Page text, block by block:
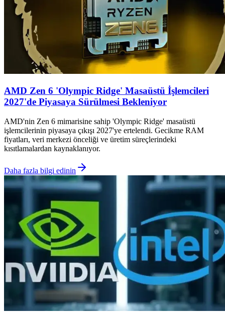
AMD Zen 6 'Olympic Ridge' Masaüstü İşlemcileri
2027'de Piyasaya Sürülmesi Bekleniyor
AMD'nin Zen 6 mimarisine sahip 'Olympic Ridge' masaüstü
işlemcilerinin piyasaya çıkışı 2027'ye ertelendi. Gecikme RAM
fiyatları, veri merkezi önceliği ve üretim süreçlerindeki
kısıtlamalardan kaynaklanıyor.
Daha fazla bilgi edinin